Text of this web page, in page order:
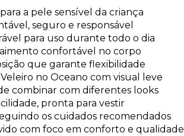
a pele sensível da criança
seguro e responsável
para uso durante todo o dia
confortável no corpo
que garante flexibilidade
no Oceano com visual leve
combinar com diferentes looks
pronta para vestir
os cuidados recomendados
com foco em conforto e qualidade